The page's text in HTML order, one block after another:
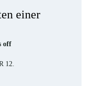
einer
off
12.